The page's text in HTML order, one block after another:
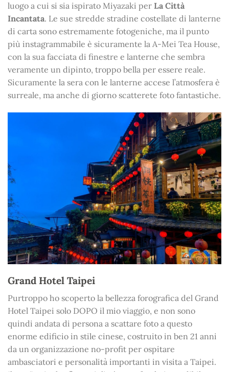
luogo a cui si sia ispirato Miyazaki per La Città
Incantata. Le sue stredde stradine costellate di lanterne
di carta sono estremamente fotogeniche, ma il punto
più instagrammabile è sicuramente la A-Mei Tea House,
con la sua facciata di finestre e lanterne che sembra
veramente un dipinto, troppo bella per essere reale.
Sicuramente la sera con le lanterne accese l’atmosfera è
surreale, ma anche di giorno scatterete foto fantastiche.
Grand Hotel Taipei
Purtroppo ho scoperto la bellezza forografica del Grand
Hotel Taipei solo DOPO il mio viaggio, e non sono
quindi andata di persona a scattare foto a questo
enorme edificio in stile cinese, costruito in ben 21 anni
da un organizzazione no-profit per ospitare
ambasciatori e personalità importanti in visita a Taipei.